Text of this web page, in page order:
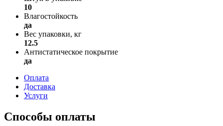
10
Влагостойкость
да
Вес упаковки, кг
12.5
Антистатическое покрытие
да
Оплата
Доставка
Услуги
Способы оплаты